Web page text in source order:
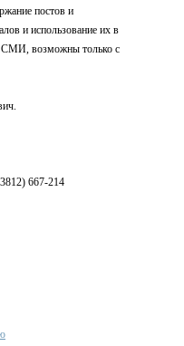
постов и
и использование их в
СМИ, возможны только с
667-214